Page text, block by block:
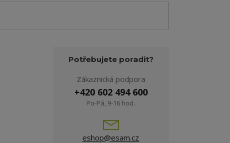
Potřebujete poradit?
Zákaznická podpora
+420 602 494 600
Po-Pá, 9-16 hod.
eshop@esam.cz